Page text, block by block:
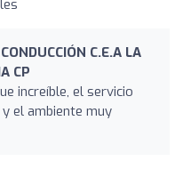
C.E.A LA
CP
increíble, el servicio
el ambiente muy